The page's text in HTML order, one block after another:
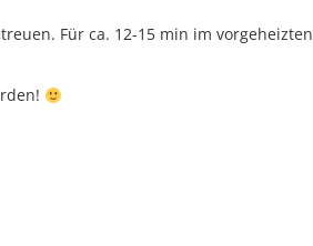
Für ca. 12-15 min im vorgeheizten